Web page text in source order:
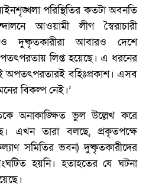
পরিস্থিতির কতটা অবনতি
আওয়ামী লীগ স্বৈরাচারী
দুষ্কৃতকারীরা আবারও দেশে
অপতৎপরতায় লিপ্ত হয়েছে। এ ধরনের
অপতৎপরতারই বহিঃপ্রকাশ। এসব
বিকল্প নেই।’
অনাকাঙ্ক্ষিত ভুল উল্লেখ করে
এখন তারা বলছে, প্রকৃতপক্ষে
সমিতির ভবন) দুষ্কৃতকারীদের
হয়নি। হতাহতের যে ঘটনা